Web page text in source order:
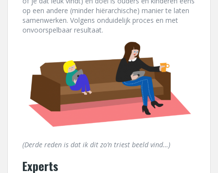
op een andere (minder hiërarchische) manier te laten
samenwerken. Volgens onduidelijk proces en met
onvoorspelbaar resultaat.
(Derde reden is dat ik dit zo’n triest beeld vind…)
Experts